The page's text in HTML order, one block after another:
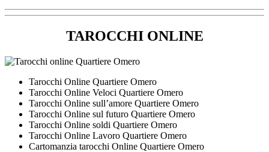
TAROCCHI ONLINE
Tarocchi Online Quartiere Omero
Tarocchi Online Veloci Quartiere Omero
Tarocchi Online sull’amore Quartiere Omero
Tarocchi Online sul futuro Quartiere Omero
Tarocchi Online soldi Quartiere Omero
Tarocchi Online Lavoro Quartiere Omero
Cartomanzia tarocchi Online Quartiere Omero